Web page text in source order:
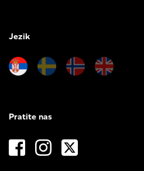
Jezik
Pratite nas